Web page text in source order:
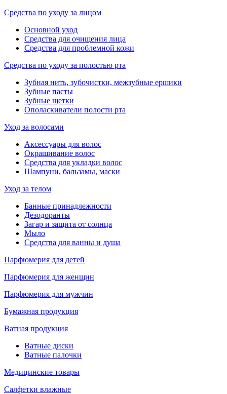
Средства по уходу за лицом
Основной уход
Средства для очищения лица
Средства для проблемной кожи
Средства по уходу за полостью рта
Зубная нить, зубочистки, межзубные ершики
Зубные пасты
Зубные щетки
Ополаскиватели полости рта
Уход за волосами
Аксессуары для волос
Окрашивание волос
Средства для укладки волос
Шампуни, бальзамы, маски
Уход за телом
Банные принадлежности
Дезодоранты
Загар и защита от солнца
Мыло
Средства для ванны и душа
Парфюмерия для детей
Парфюмерия для женщин
Парфюмерия для мужчин
Бумажная продукция
Ватная продукция
Ватные диски
Ватные палочки
Медицинские товары
Салфетки влажные